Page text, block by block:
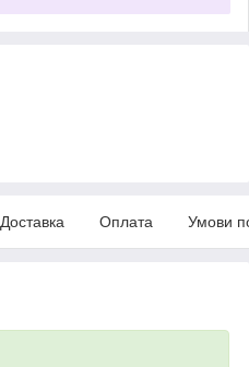
Доставка Оплата Умови